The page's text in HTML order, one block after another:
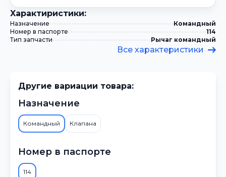
Xарактиристики:
Назначение
Командный
Номер в паспорте
114
Тип запчасти
Рычаг командный
Все характеристики
Другие вариации товара:
Назначение
Командный Клапана
Номер в паспорте
114